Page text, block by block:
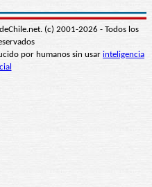
(c) 2001-2026 - Todos los
por humanos sin usar inteligencia